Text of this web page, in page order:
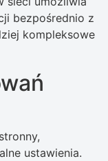
bezpośrednio z
kompleksowe
ustawienia.